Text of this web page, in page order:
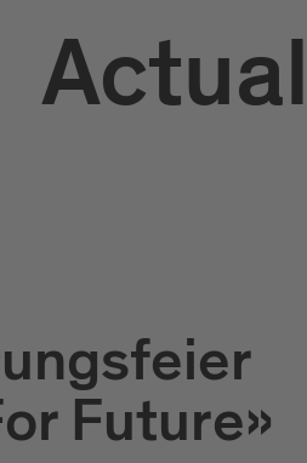
Future»